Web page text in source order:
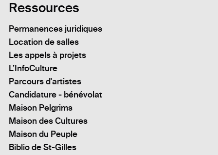
Ressources
Permanences juridiques
Location de salles
Les appels à projets
L’InfoCulture
Parcours d'artistes
Candidature - bénévolat
Maison Pelgrims
Maison des Cultures
Maison du Peuple
Biblio de St-Gilles